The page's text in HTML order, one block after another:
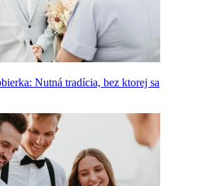
Nutná tradícia, bez ktorej sa